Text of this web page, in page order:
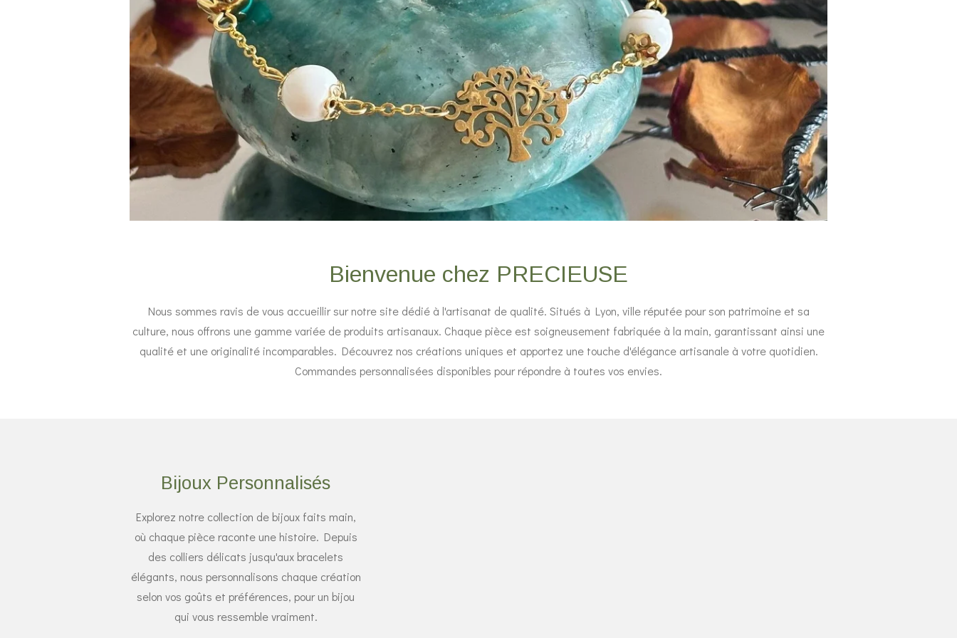
Bienvenue chez PRECIEUSE
Nous sommes ravis de vous accueillir sur notre site dédié à l'artisanat de qualité. Situés à Lyon, ville réputée pour son patrimoine et sa
culture, nous offrons une gamme variée de produits artisanaux. Chaque pièce est soigneusement fabriquée à la main, garantissant ainsi une
qualité et une originalité incomparables. Découvrez nos créations uniques et apportez une touche d'élégance artisanale à votre quotidien.
Commandes personnalisées disponibles pour répondre à toutes vos envies.
Bijoux Personnalisés
Explorez notre collection de bijoux faits main,
où chaque pièce raconte une histoire. Depuis
des colliers délicats jusqu'aux bracelets
élégants, nous personnalisons chaque création
selon vos goûts et préférences, pour un bijou
qui vous ressemble vraiment.